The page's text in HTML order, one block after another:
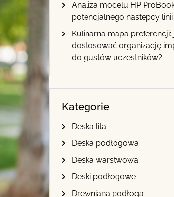
Analiza modelu HP
potencjalnego następcy
Kulinarna mapa preferencji:
dostosować organizację
do gustów uczestników?
Kategorie
Deska lita
Deska podłogowa
Deska warstwowa
Deski podłogowe
Drewniana podłoga